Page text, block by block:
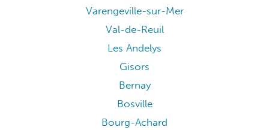
Varengeville-sur-Mer
Val-de-Reuil
Les Andelys
Gisors
Bernay
Bosville
Bourg-Achard